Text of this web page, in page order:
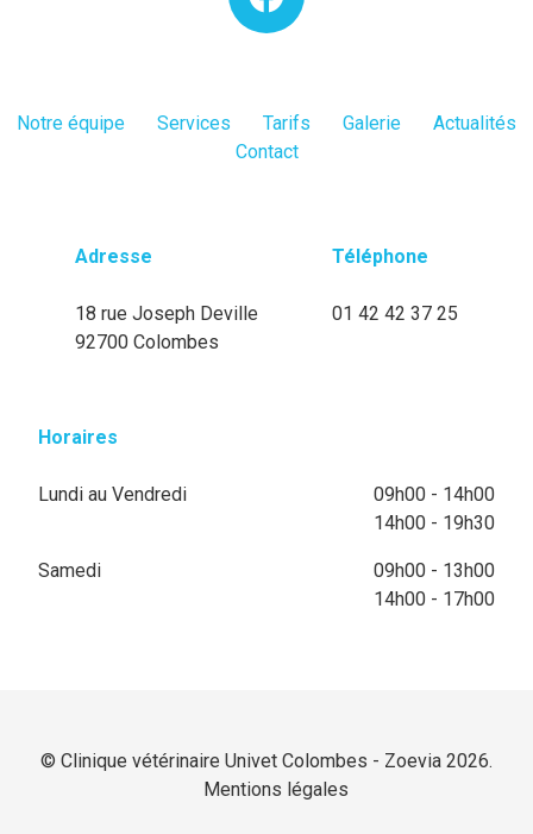
Notre équipe Services Tarifs Galerie
Actualités
Contact
Adresse
18 rue Joseph Deville
92700 Colombes
Téléphone
01 42 42 37 25
Horaires
Lundi au Vendredi
09h00 - 14h00
14h00 - 19h30
Samedi
09h00 - 13h00
14h00 - 17h00
© Clinique vétérinaire Univet Colombes - Zoevia 2026.
Mentions légales